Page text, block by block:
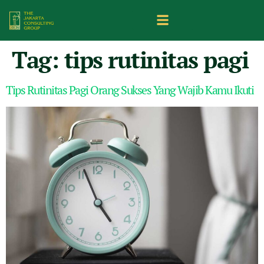
Tag: tips rutinitas pagi
Tips Rutinitas Pagi Orang Sukses Yang Wajib Kamu Ikuti